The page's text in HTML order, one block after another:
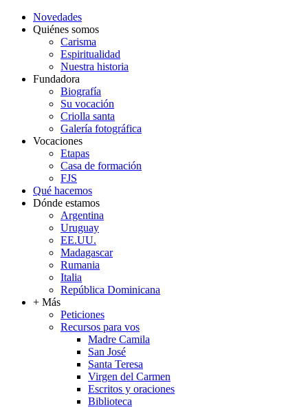
Novedades
Quiénes somos
Carisma
Espiritualidad
Nuestra historia
Fundadora
Biografía
Su vocación
Criolla santa
Galería fotográfica
Vocaciones
Etapas
Casa de formación
FJS
Qué hacemos
Dónde estamos
Argentina
Uruguay
EE.UU.
Madagascar
Rumania
Italia
República Dominicana
+ Más
Peticiones
Recursos para vos
Madre Camila
San José
Santa Teresa
Virgen del Carmen
Escritos y oraciones
Biblioteca